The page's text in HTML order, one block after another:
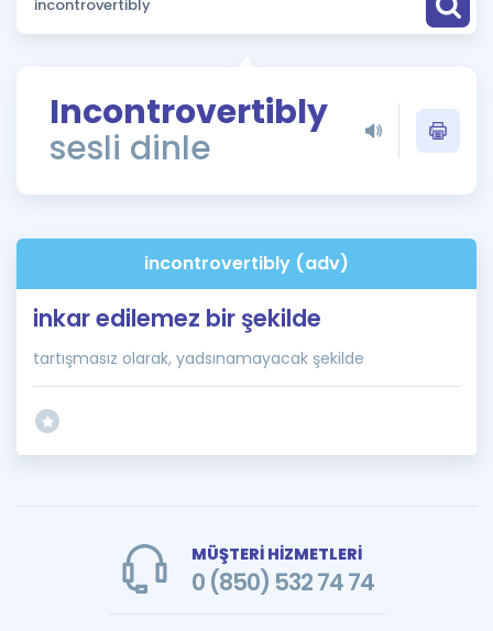
Puan Hesaplama
ÖSYM Sınav Takvimi
Kampanyalar
İngilizce Gramer
Incontrovertibly
sesli dinle
incontrovertibly (adv)
inkar edilemez bir şekilde
tartışmasız olarak, yadsınamayacak şekilde
MÜŞTERİ HİZMETLERİ
0 (850) 532 74 74